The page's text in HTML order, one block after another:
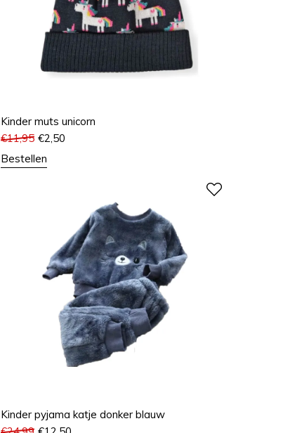
Kinder muts unicorn
€11,95 €2,50
Bestellen
Kinder pyjama katje donker blauw